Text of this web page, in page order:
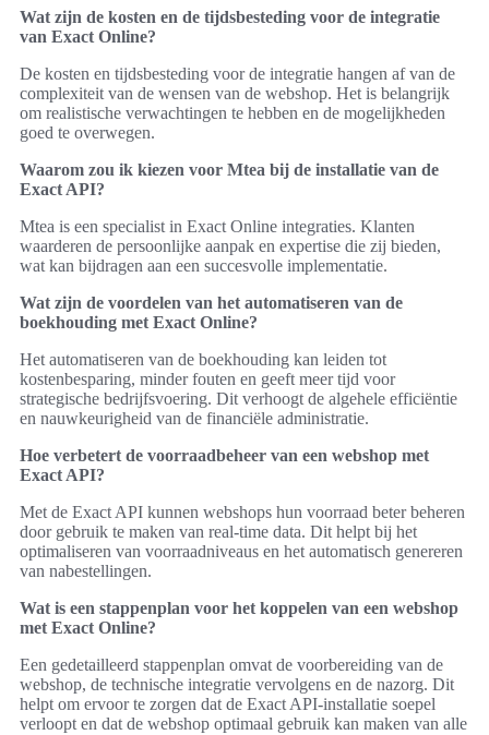
Wat zijn de kosten en de tijdsbesteding voor de integratie
van Exact Online?
De kosten en tijdsbesteding voor de integratie hangen af van de
complexiteit van de wensen van de webshop. Het is belangrijk
om realistische verwachtingen te hebben en de mogelijkheden
goed te overwegen.
Waarom zou ik kiezen voor Mtea bij de installatie van de
Exact API?
Mtea is een specialist in Exact Online integraties. Klanten
waarderen de persoonlijke aanpak en expertise die zij bieden,
wat kan bijdragen aan een succesvolle implementatie.
Wat zijn de voordelen van het automatiseren van de
boekhouding met Exact Online?
Het automatiseren van de boekhouding kan leiden tot
kostenbesparing, minder fouten en geeft meer tijd voor
strategische bedrijfsvoering. Dit verhoogt de algehele efficiëntie
en nauwkeurigheid van de financiële administratie.
Hoe verbetert de voorraadbeheer van een webshop met
Exact API?
Met de Exact API kunnen webshops hun voorraad beter beheren
door gebruik te maken van real-time data. Dit helpt bij het
optimaliseren van voorraadniveaus en het automatisch genereren
van nabestellingen.
Wat is een stappenplan voor het koppelen van een webshop
met Exact Online?
Een gedetailleerd stappenplan omvat de voorbereiding van de
webshop, de technische integratie vervolgens en de nazorg. Dit
helpt om ervoor te zorgen dat de Exact API-installatie soepel
verloopt en dat de webshop optimaal gebruik kan maken van alle